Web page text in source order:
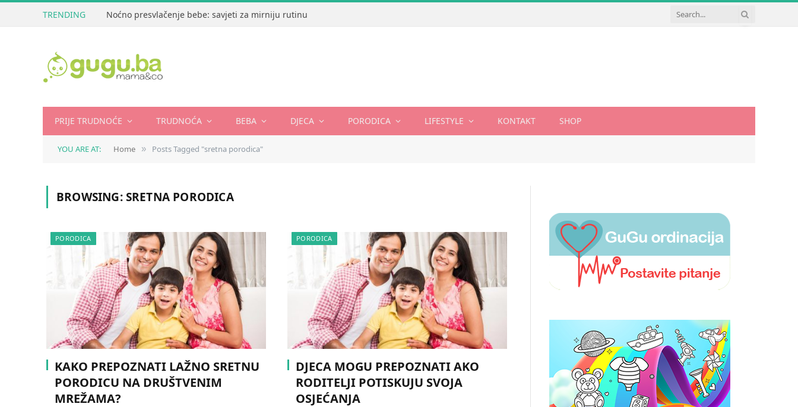
TRENDING Noćno presvlačenje bebe: savjeti za mirniju rutinu
PRIJE TRUDNOĆE TRUDNOĆA BEBA DJECA PORODICA LIFESTYLE KONTAKT SHOP
YOU ARE AT: Home » Posts Tagged "sretna porodica"
BROWSING:SRETNA PORODICA
PORODICA
KAKO PREPOZNATI LAŽNO SRETNU
PORODICU NA DRUŠTVENIM
MREŽAMA?
PORODICA
DJECA MOGU PREPOZNATI AKO
RODITELJI POTISKUJU SVOJA
OSJEĆANJA